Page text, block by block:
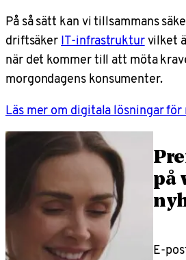
På så sätt kan vi tillsammans
driftsäkerIT-infrastrukturvilket
när det kommer till att möta
morgondagens konsumenter.
Läs mer om digitala lösningar
på
E-